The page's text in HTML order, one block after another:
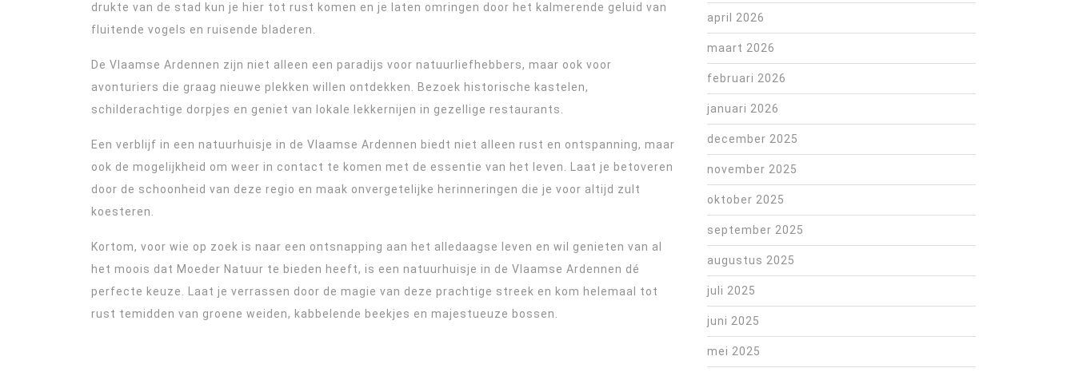
drukte van de stad kun je hier tot rust komen en je laten omringen door het kalmerende geluid van
fluitende vogels en ruisende bladeren.
De Vlaamse Ardennen zijn niet alleen een paradijs voor natuurliefhebbers, maar ook voor
avonturiers die graag nieuwe plekken willen ontdekken. Bezoek historische kastelen,
schilderachtige dorpjes en geniet van lokale lekkernijen in gezellige restaurants.
Een verblijf in een natuurhuisje in de Vlaamse Ardennen biedt niet alleen rust en ontspanning, maar
ook de mogelijkheid om weer in contact te komen met de essentie van het leven. Laat je betoveren
door de schoonheid van deze regio en maak onvergetelijke herinneringen die je voor altijd zult
koesteren.
Kortom, voor wie op zoek is naar een ontsnapping aan het alledaagse leven en wil genieten van al
het moois dat Moeder Natuur te bieden heeft, is een natuurhuisje in de Vlaamse Ardennen dé
perfecte keuze. Laat je verrassen door de magie van deze prachtige streek en kom helemaal tot
rust temidden van groene weiden, kabbelende beekjes en majestueuze bossen.
april 2026
maart 2026
februari 2026
januari 2026
december 2025
november 2025
oktober 2025
september 2025
augustus 2025
juli 2025
juni 2025
mei 2025